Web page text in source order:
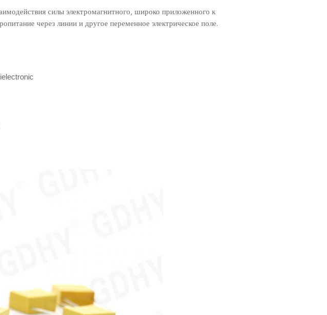
силы электромагнитного, широко приложенного к
через линии и другое переменное электрическое поле.